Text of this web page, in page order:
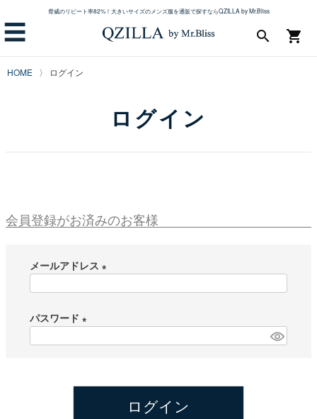
脅威のリピート率82%！大きいサイズのメンズ服を通販で探すならQZILLA by Mr.Bliss
☰ shopping_cart
search
HOME ログイン
ログイン
会員登録がお済みのお客様
メールアドレス
パスワード
)
ログイン